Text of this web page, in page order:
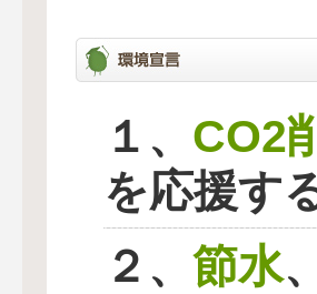
１、 CO2
を応援す
２、 節水、